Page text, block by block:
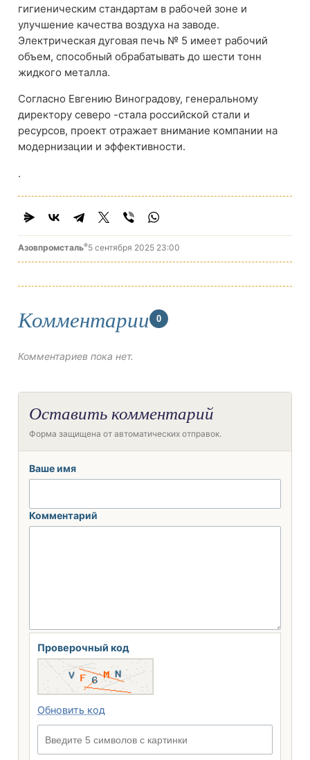
гигиеническим стандартам в рабочей зоне и
улучшение качества воздуха на заводе.
Электрическая дуговая печь № 5 имеет рабочий
объем, способный обрабатывать до шести тонн
жидкого металла.
Согласно Евгению Виноградову, генеральному
директору северо -стала российской стали и
ресурсов, проект отражает внимание компании на
модернизации и эффективности.
.
Азовпромсталь®5 сентября 2025 23:00
Комментарии 0
Комментариев пока нет.
Оставить комментарий
Форма защищена от автоматических отправок.
Ваше имя
Комментарий
Проверочный код
Обновить код